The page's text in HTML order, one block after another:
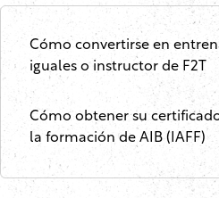
Cómo convertirse en
iguales o instructor de F2T
Cómo obtener su
la formación de AIB (IAFF)